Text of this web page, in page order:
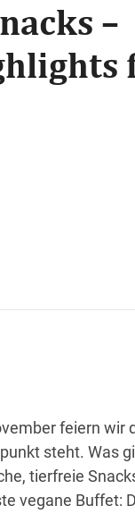
–
feiern wir
steht. Was
tierfreie
vegane Buffet: